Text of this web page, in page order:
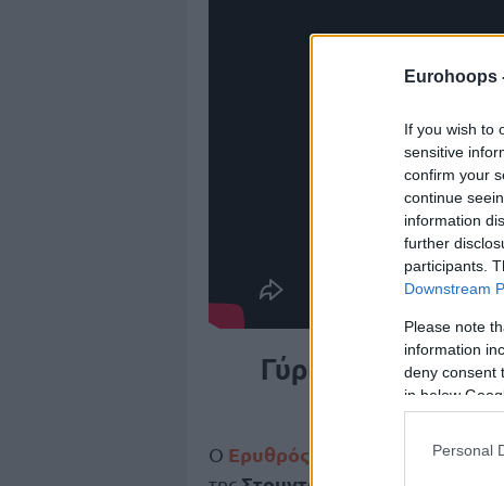
Eurohoops
If you wish to
sensitive
confirm your
continue
information
further
participants.
Downstream
Please note
information
deny consent
in below
Personal
Γύρισε ο
Ο Ερυθρός Αστέρας